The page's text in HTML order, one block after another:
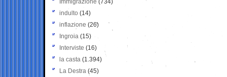
Immigrazione (734)
indulto (14)
inflazione (26)
Ingroia (15)
Interviste (16)
la casta (1.394)
La Destra (45)